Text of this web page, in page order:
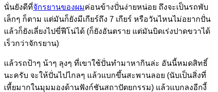
นั่นยังดีที่จักรยานของผมค่อนข้างปั่นง่ายหน่อย ถึงจะเป็นรถพับ
เล็กๆ ก็ตาม แต่มันก็ยังมีเกียร์ถึง 7 เกียร์ หรือวันไหนไม่อยากปั่น
แล้วก็ยังเลี่ยงไปขี่ฟีโน่ได้ (ก็ยังอันตราย แต่มันบิดเร่งปาดขวาได้
เร็วกว่าจักรยาน)
แล้วรถป้าๆ น้าๆ ลุงๆ ที่เขาใช้ปั่นทำมาหากินล่ะ อันนี้หมดสิทธิ์
นะครับ จะให้ปั่นไปไกลๆ แล้วแบกขึ้นสะพานลอย (นับเป็นสิ่งที่
เหี้ยมากในมุมมองด้านฟังก์ชันสถาปัตยกรรม) แล้วแบกลงอีกงี้